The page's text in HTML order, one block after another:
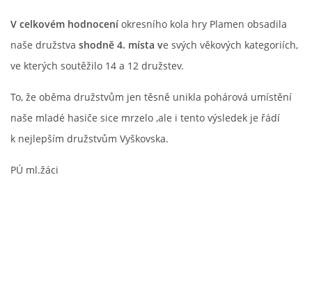
V celkovém hodnocení okresního kola hry Plamen obsadila
naše družstva shodně 4. místa ve svých věkových kategoriích,
ve kterých soutěžilo 14 a 12 družstev.
To, že oběma družstvům jen těsně unikla pohárová umístění
naše mladé hasiče sice mrzelo ,ale i tento výsledek je řádí
k nejlepším družstvům Vyškovska.
PÚ ml.žáci